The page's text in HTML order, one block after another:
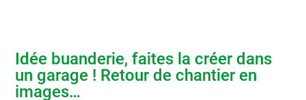
Idée buanderie, faites la créer dans
un garage ! Retour de chantier en
images…